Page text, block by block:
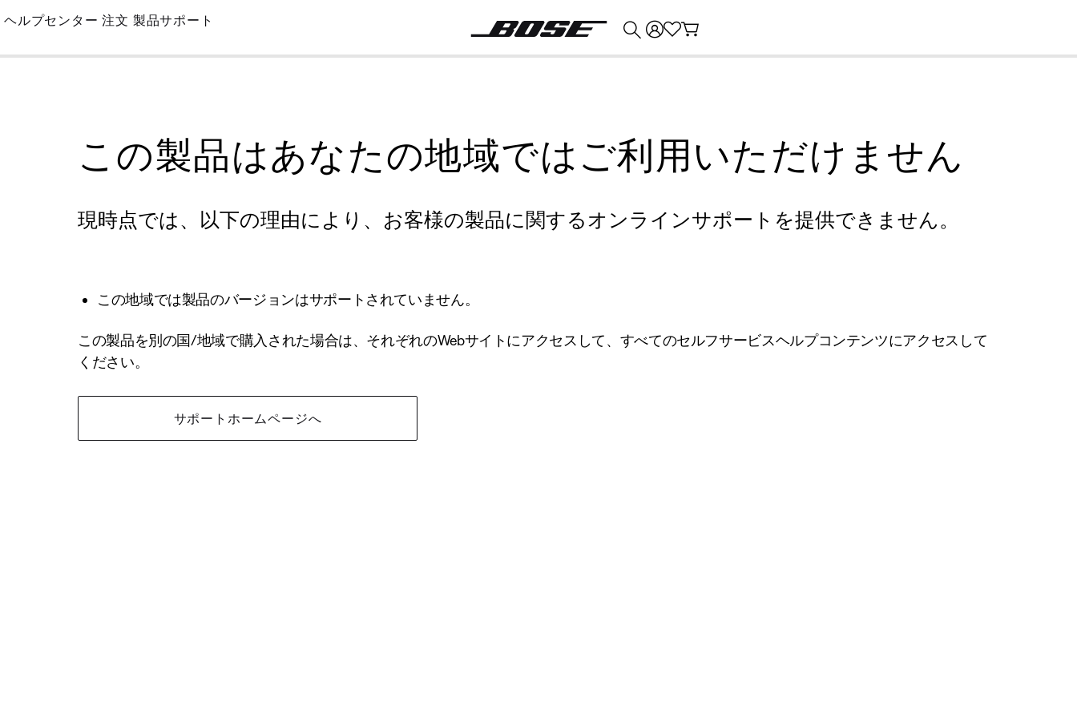
Skip
Main
ヘルプセンター 注文 製品サポート
この製品はあなたの地域ではご利用いただけません
現時点では、以下の理由により、お客様の製品に関するオンラインサポートを提供できません。
この地域では製品のバージョンはサポートされていません。
この製品を別の国/地域で購入された場合は、それぞれのWebサイトにアクセスして、すべてのセルフサービスヘルプコンテンツにアクセスして
ください。
サポートホームページへ